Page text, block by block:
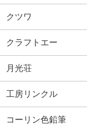
クツワ
クラフトエー
月光荘
工房リンクル
コーリン色鉛筆